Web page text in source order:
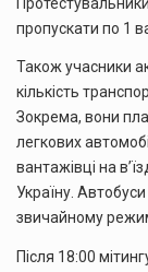
пропускати по 1
Також учасники
кількість
Зокрема, вони
легкових
вантажівці на
Україну.
звичайному
Після 18:00